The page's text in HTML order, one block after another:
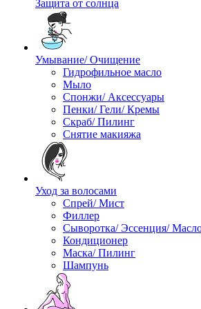
Защита от солнца
Умывание/ Очищение
Гидрофильное масло
Мыло
Спонжи/ Аксессуары
Пенки/ Гели/ Кремы
Скраб/ Пилинг
Снятие макияжа
Уход за волосами
Спрей/ Мист
Филлер
Сыворотка/ Эссенция/
Кондиционер
Маска/ Пилинг
Шампунь